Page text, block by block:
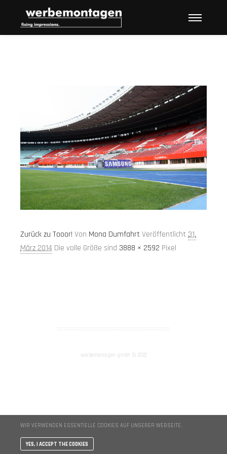
Zurück zu Tooor! Von Mona DumfahrtVeröffentlicht31.
März 2014 Die volle Größe sind 3888 × 2592 Pixel
::::::::::::::::::::::::::::::::::::::::::::::::::::::::::::::::::::::::::
werbemontagen gmbh © 2022
WIR VERWENDEN ESSENTIELLE COOKIES AUF UNSERER WEBSEITE.
YES, I ACCEPT THE COOKIES